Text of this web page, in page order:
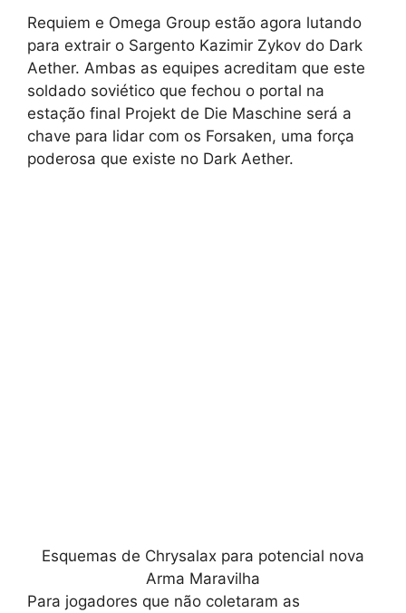
Requiem e Omega Group estão agora lutando
para extrair o Sargento Kazimir Zykov do Dark
Aether. Ambas as equipes acreditam que este
soldado soviético que fechou o portal na
estação final Projekt de Die Maschine será a
chave para lidar com os Forsaken, uma força
poderosa que existe no Dark Aether.
Esquemas de Chrysalax para potencial nova
Arma Maravilha
Para jogadores que não coletaram as